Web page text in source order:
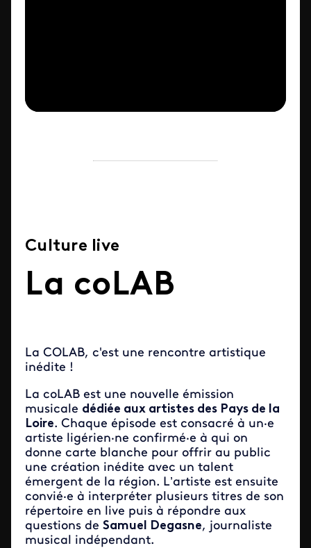
Culture live
La coLAB
La COLAB, c'est une rencontre artistique
inédite !
La coLAB est une nouvelle émission
musicale dédiée aux artistes des Pays de la
Loire. Chaque épisode est consacré à un·e
artiste ligérien·ne confirmé·e à qui on
donne carte blanche pour offrir au public
une création inédite avec un talent
émergent de la région. L’artiste est ensuite
convié·e à interpréter plusieurs titres de son
répertoire en live puis à répondre aux
questions de Samuel Degasne, journaliste
musical indépendant.